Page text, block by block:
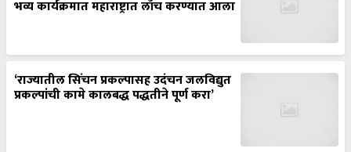
‘राज्यातील सिंचन प्रकल्पासह उदंचन जलविद्युत
प्रकल्पांची कामे कालबद्ध पद्धतीने पूर्ण करा’